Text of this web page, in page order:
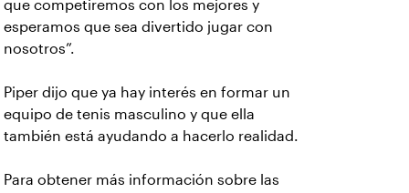
que competiremos con los mejores y
esperamos que sea divertido jugar con
nosotros”.
Piper dijo que ya hay interés en formar un
equipo de tenis masculino y que ella
también está ayudando a hacerlo realidad.
Para obtener más información sobre las